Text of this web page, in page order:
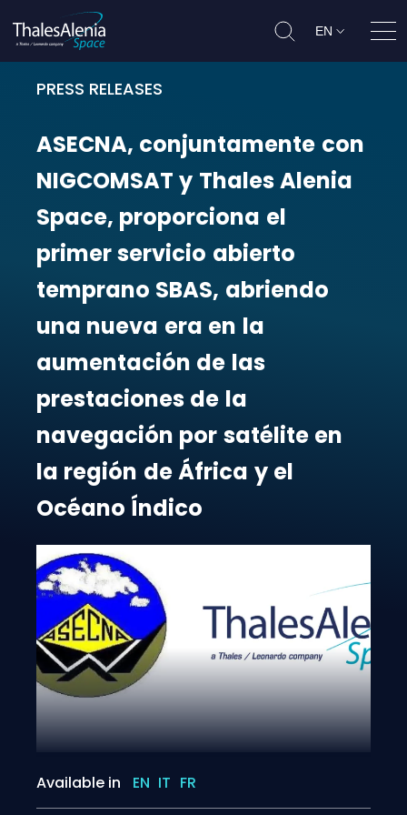
EN
PRESS RELEASES
ASECNA, conjuntamente con
ASECNA, conjuntamente con
NIGCOMSAT y ThalesAlenia
Space, proporciona el
primerservicio abierto
temprano SBAS, abriendo
una nueva era en la
aumentación de las
prestaciones de la
navegación por satélite en
la región deÁfrica y el
Océano Índico
Available in EN IT FR